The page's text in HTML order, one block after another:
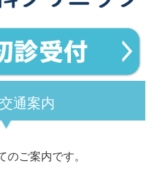
通案内
のご案内です。